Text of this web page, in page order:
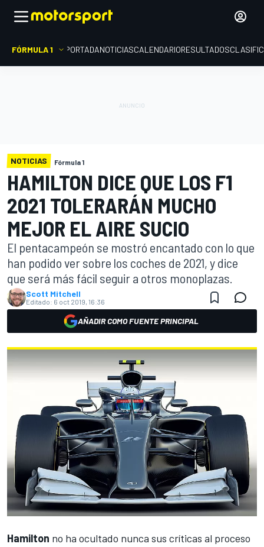
FÓRMULA 1 PORTADANOTICIASCALENDARIORESULTADOS
NOTICIAS Fórmula 1
HAMILTON DICE QUE LOS F1
2021 TOLERARÁN MUCHO
MEJOR EL AIRE SUCIO
El pentacampeón se mostró encantado con lo que
han podido ver sobre los coches de 2021, y dice
que será más fácil seguir a otros monoplazas.
Scott Mitchell
Editado: 6 oct 2019, 16:36
AÑADIR COMO FUENTE PRINCIPAL
Hamilton no ha ocultado nunca sus críticas al proceso